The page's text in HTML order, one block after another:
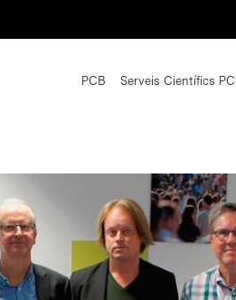
PCB Serveis Científics